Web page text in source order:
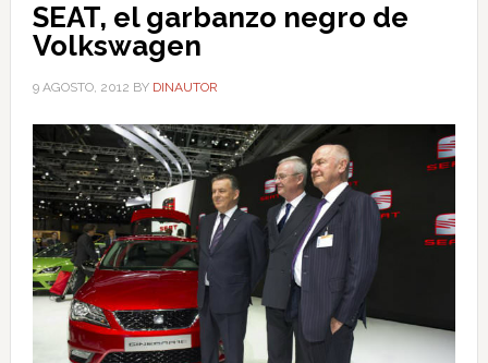
SEAT, el garbanzo negro de
Volkswagen
9 AGOSTO, 2012 BY DINAUTOR